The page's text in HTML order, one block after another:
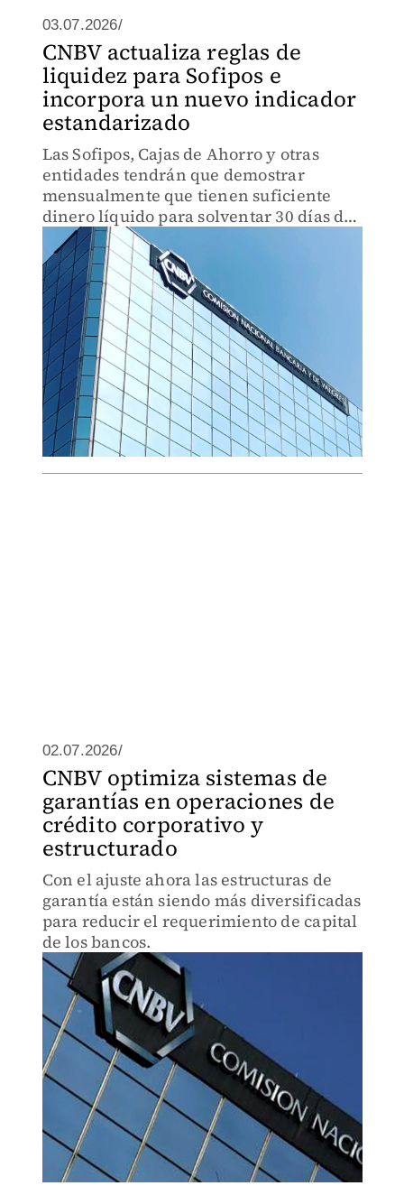
03.07.2026/
CNBV actualiza reglas de
liquidez para Sofipos e
incorpora un nuevo indicador
estandarizado
Las Sofipos, Cajas de Ahorro y otras
entidades tendrán que demostrar
mensualmente que tienen suficiente
dinero líquido para solventar 30 días de
crisis sin financiamiento externo.
02.07.2026/
CNBV optimiza sistemas de
garantías en operaciones de
crédito corporativo y
estructurado
Con el ajuste ahora las estructuras de
garantía están siendo más diversificadas
para reducir el requerimiento de capital
de los bancos.